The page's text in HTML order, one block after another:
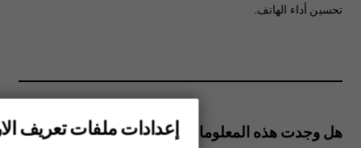
تحسين أداء الهاتف.
هل وجدت هذه المعلومات مفيدة؟إعدادات ملفات تعريف